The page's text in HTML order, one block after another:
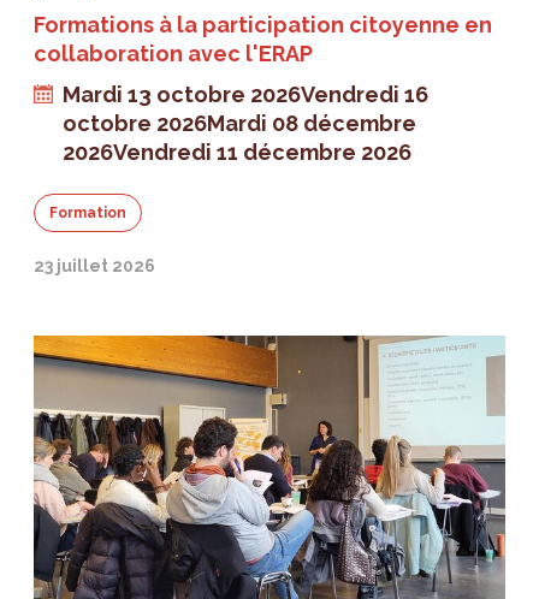
Formations à la participation citoyenne en
collaboration avec l'ERAP
Mardi 13 octobre 2026Vendredi 16
octobre 2026Mardi 08 décembre
2026Vendredi 11 décembre 2026
Formation
23 juillet 2026